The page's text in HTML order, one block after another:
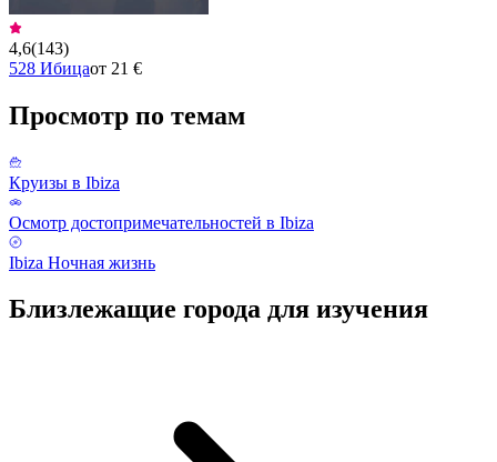
4,6(143)
528 Ибицаот 21 €
Просмотр по темам
Круизы в Ibiza
Осмотр достопримечательностей в Ibiza
Ibiza Ночная жизнь
Близлежащие города для изучения